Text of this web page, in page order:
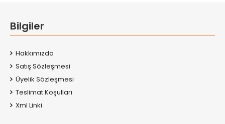
Bilgiler
Hakkımızda
Satış Sözleşmesi
Üyelik Sözleşmesi
Teslimat Koşulları
Xml Linki